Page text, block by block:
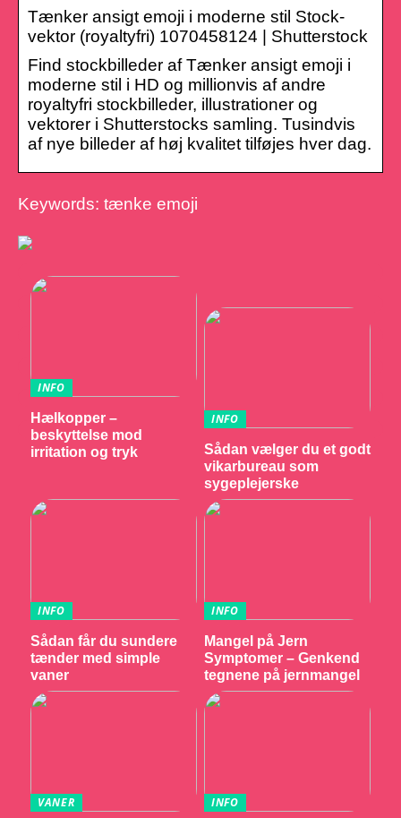
Tænker ansigt emoji i moderne stil Stock-
vektor (royaltyfri) 1070458124 | Shutterstock
Find stockbilleder af Tænker ansigt emoji i
moderne stil i HD og millionvis af andre
royaltyfri stockbilleder, illustrationer og
vektorer i Shutterstocks samling. Tusindvis
af nye billeder af høj kvalitet tilføjes hver dag.
Keywords: tænke emoji
INFO
Hælkopper –
beskyttelse mod
irritation og tryk
INFO
Sådan vælger du et godt
vikarbureau som
sygeplejerske
INFO
Sådan får du sundere
tænder med simple
vaner
INFO
Mangel på Jern
Symptomer – Genkend
tegnene på jernmangel
VANER INFO